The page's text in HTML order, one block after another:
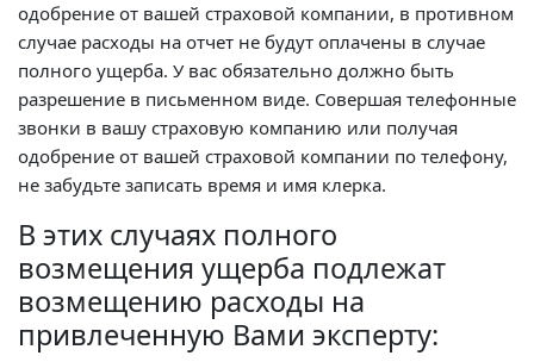
одобрение от вашей страховой компании, в противном
случае расходы на отчет не будут оплачены в случае
полного ущерба. У вас обязательно должно быть
разрешение в письменном виде. Совершая телефонные
звонки в вашу страховую компанию или получая
одобрение от вашей страховой компании по телефону,
не забудьте записать время и имя клерка.
В этих случаях полного
возмещения ущерба подлежат
возмещению расходы на
привлеченную Вами эксперту: